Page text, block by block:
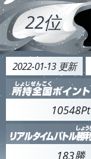
22位
2022-01-13 更新
10548Pt
183勝